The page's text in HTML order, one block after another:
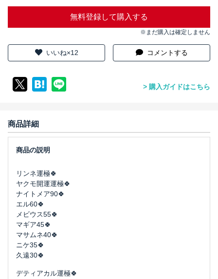
無料登録して購入する
※まだ購入は確定しません
いいね×12 コメントする
購入ガイドはこちら
商品詳細
リンネ運極🍀
ヤクモ開運運極🍀
ナイトメア90🍀
エル60🍀
メビウス55🍀
マギア45🍀
マサムネ40🍀
ニケ35🍀
久遠30🍀
デティアカル運極🍀